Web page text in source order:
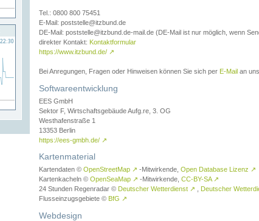
Tel.: 0800 800 75451
E-Mail: poststelle@itzbund.de
DE-Mail: poststelle@itzbund.de-mail.de (DE-Mail ist nur möglich, wenn
direkter Kontakt: Kontaktformular
https://www.itzbund.de/ ↗
Bei Anregungen, Fragen oder Hinweisen können Sie sich per E-Mail an
Softwareentwicklung
EES GmbH
Sektor F, Wirtschaftsgebäude Aufg.re, 3. OG
Westhafenstraße 1
13353 Berlin
https://ees-gmbh.de/ ↗
Kartenmaterial
Kartendaten © OpenStreetMap ↗ -Mitwirkende, Open Database Lizenz ↗
Kartenkacheln © OpenSeaMap ↗ -Mitwirkende, CC-BY-SA ↗
24 Stunden Regenradar © Deutscher Wetterdienst ↗ Deutscher
Flusseinzugsgebiete © BfG ↗
Webdesign